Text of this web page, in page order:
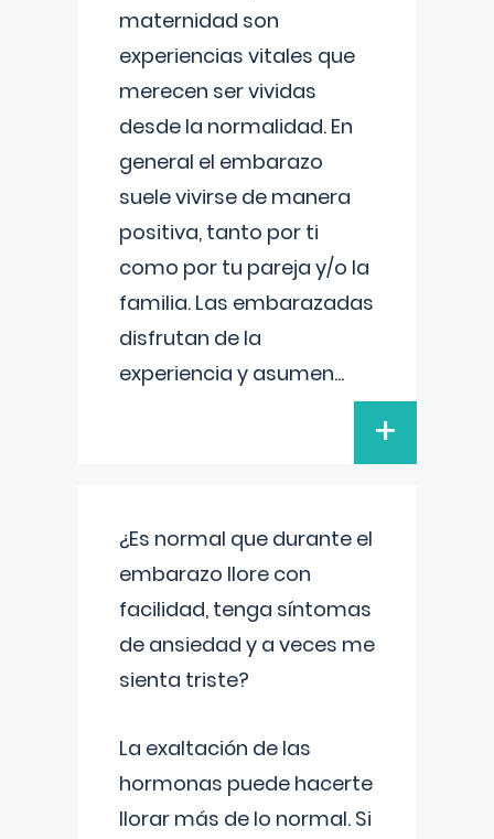
maternidad son
experiencias vitales que
merecen ser vividas
desde la normalidad. En
general el embarazo
suele vivirse de manera
positiva, tanto por ti
como por tu pareja y/o la
familia. Las embarazadas
disfrutan de la
experiencia y asumen...
+
¿Es normal que durante el
embarazo llore con
facilidad, tenga síntomas
de ansiedad y a veces me
sienta triste?
La exaltación de las
hormonas puede hacerte
llorar más de lo normal. Si